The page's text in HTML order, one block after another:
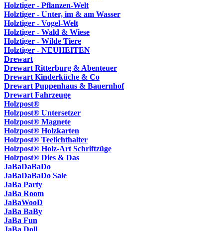
Holztiger - Pflanzen-Welt
Holztiger - Unter, im & am Wasser
Holztiger - Vogel-Welt
Holztiger - Wald & Wiese
Holztiger - Wilde Tiere
Holztiger - NEUHEITEN
Drewart
Drewart Ritterburg & Abenteuer
Drewart Kinderküche & Co
Drewart Puppenhaus & Bauernhof
Drewart Fahrzeuge
Holzpost®
Holzpost® Untersetzer
Holzpost® Magnete
Holzpost® Holzkarten
Holzpost® Teelichthalter
Holzpost® Holz-Art Schriftzüge
Holzpost® Dies & Das
JaBaDaBaDo
JaBaDaBaDo Sale
JaBa Party
JaBa Room
JaBaWooD
JaBa BaBy
JaBa Fun
JaBa Doll